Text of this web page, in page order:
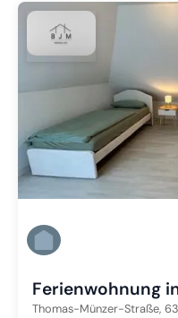
Ferienwohnung
Thomas-Münzer-Straße,